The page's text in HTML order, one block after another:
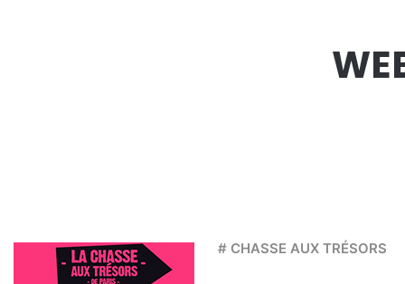
# CHASSE AUX TRÉSORS